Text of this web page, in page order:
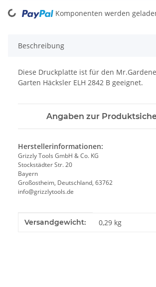
Loading... Komponenten werden
Beschreibung
Diese Druckplatte ist für den
Garten Häcksler ELH 2842 B geeignet.
Angaben zur
Herstellerinformationen:
Grizzly Tools GmbH & Co. KG
Stockstädter Str. 20
Bayern
Großostheim, Deutschland, 63762
info@grizzlytools.de
Produkteigenschaft
Wert
Versandgewicht: 0,29 kg